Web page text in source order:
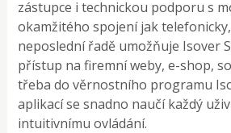
zástupce i technickou podporu s
okamžitého spojení jak
neposlední řadě umožňuje Isover
přístup na firemní weby, e-shop,
třeba do věrnostního programu
aplikací se snadno naučí každý
intuitivnímu ovládání.